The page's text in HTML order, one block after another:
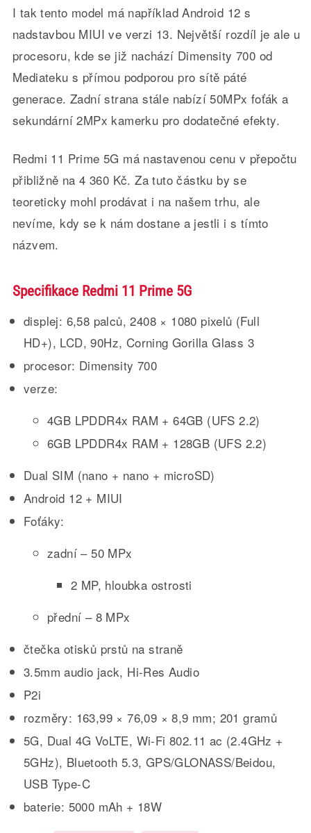
I tak tento model má například Android 12 s
nadstavbou MIUI ve verzi 13. Největší rozdíl je ale u
procesoru, kde se již nachází Dimensity 700 od
Mediateku s přímou podporou pro sítě páté
generace. Zadní strana stále nabízí 50MPx foťák a
sekundární 2MPx kamerku pro dodatečné efekty.
Redmi 11 Prime 5G má nastavenou cenu v přepočtu
přibližně na 4 360 Kč. Za tuto částku by se
teoreticky mohl prodávat i na našem trhu, ale
nevíme, kdy se k nám dostane a jestli i s tímto
názvem.
Specifikace Redmi 11 Prime 5G
displej: 6,58 palců, 2408 × 1080 pixelů (Full
HD+), LCD, 90Hz, Corning Gorilla Glass 3
procesor: Dimensity 700
verze:
4GB LPDDR4x RAM + 64GB (UFS 2.2)
6GB LPDDR4x RAM + 128GB (UFS 2.2)
Dual SIM (nano + nano + microSD)
Android 12 + MIUI
Foťáky:
zadní – 50 MPx
2 MP, hloubka ostrosti
přední – 8 MPx
čtečka otisků prstů na straně
3.5mm audio jack, Hi-Res Audio
P2i
rozměry: 163,99 × 76,09 × 8,9 mm; 201 gramů
5G, Dual 4G VoLTE, Wi-Fi 802.11 ac (2.4GHz +
5GHz), Bluetooth 5.3, GPS/GLONASS/Beidou,
USB Type-C
baterie: 5000 mAh + 18W